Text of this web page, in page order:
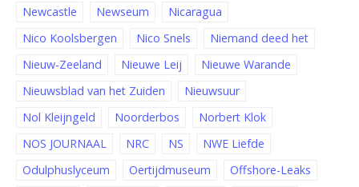
Newcastle
Newseum
Nicaragua
Nico Koolsbergen
Nico Snels
Niemand deed het
Nieuw-Zeeland
Nieuwe Leij
Nieuwe Warande
Nieuwsblad van het Zuiden
Nieuwsuur
Nol Kleijngeld
Noorderbos
Norbert Klok
NOS JOURNAAL
NRC NS
NWE Liefde
Odulphuslyceum
Oertijdmuseum
Offshore-Leaks